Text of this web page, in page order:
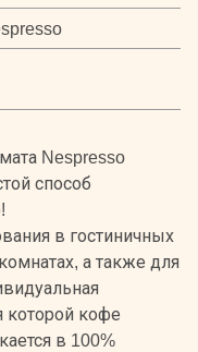
Nespresso
способ
в гостиничных
а также для
которой кофе
в 100%